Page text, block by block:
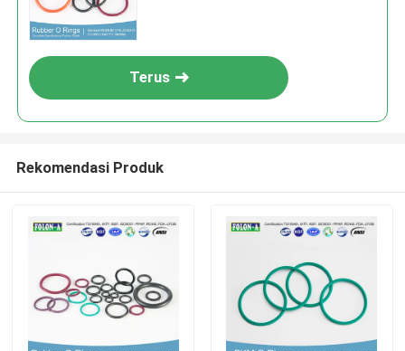
Terus
Rekomendasi Produk